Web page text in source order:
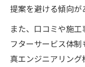
工事範囲
リフォー
後悔しないリ
リフォー
提案を避ける傾向が
また、口コミや施
フターサービス体
真エンジニアリン